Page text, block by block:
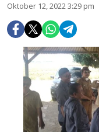
Oktober 12, 2022 3:29 pm